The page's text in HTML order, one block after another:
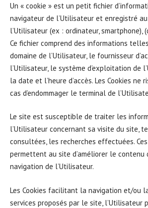
Un « cookie » est un petit fichier
navigateur de l’Utilisateur et enregistré
l’Utilisateur (ex : ordinateur, smartphone),
Ce fichier comprend des informations
domaine de l’Utilisateur, le fournisseur
l’Utilisateur, le système d’exploitation de
la date et l’heure d’accès. Les Cookies ne
cas d’endommager le terminal de
Le site est susceptible de traiter les
l’Utilisateur concernant sa visite du site,
consultées, les recherches effectuées.
permettent au site d’améliorer le contenu
navigation de l’Utilisateur.
Les Cookies facilitant la navigation et/ou
services proposés par le site, l’Utilisateur